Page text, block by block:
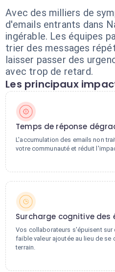
Avec des milliers de
d'emails entrants dans
ingérable. Les équipes
trier des messages
laisser passer des
avec trop de retard.
Les principaux
Temps de réponse
L'accumulation des emails non
votre communauté et réduit
Surcharge cognitive des
Vos collaborateurs s'épuisent sur
faible valeur ajoutée au lieu de se
terrain.